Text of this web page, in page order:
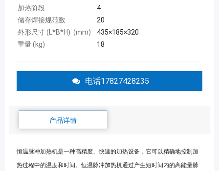
加热阶段
4
储存焊接规范数
20
外形尺寸 (L*B*H) (mm)
435×185×320
重量 (kg)
18
电话17827428235
产品详情
恒温脉冲加热机是一种高精度、快速的加热设备，它可以精确地控制加
热过程中的温度和时间。恒温脉冲加热机通过产生短时间内的高能量脉